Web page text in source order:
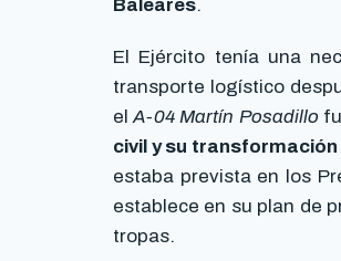
Baleares.
El Ejército tenía una
transporte logístico
elA-04 Martín Posadillo
civil y su
estaba prevista en los
establece en su plan de
tropas.